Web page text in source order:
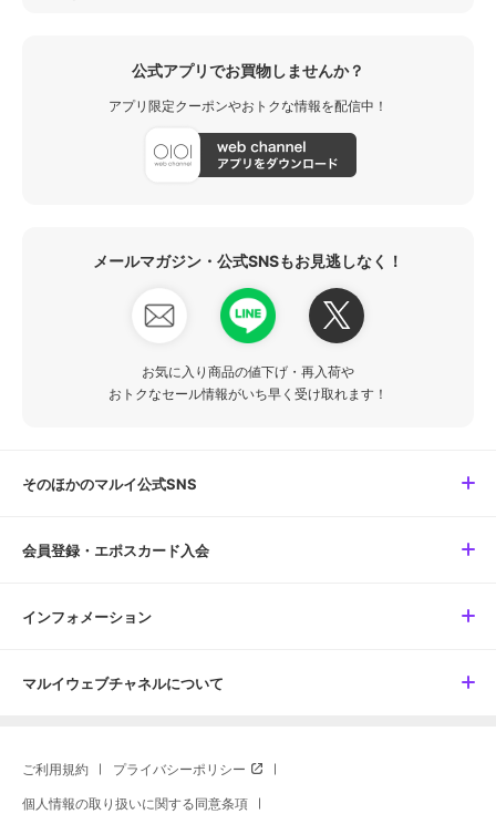
公式アプリでお買物しませんか？
アプリ限定クーポンやおトクな情報を配信中！
メールマガジン・公式SNSもお見逃しなく！
お気に入り商品の値下げ・再入荷や
おトクなセール情報がいち早く受け取れます！
そのほかのマルイ公式SNS
会員登録・エポスカード入会
インフォメーション
マルイウェブチャネルについて
ご利用規約 プライバシーポリシー
個人情報の取り扱いに関する同意条項